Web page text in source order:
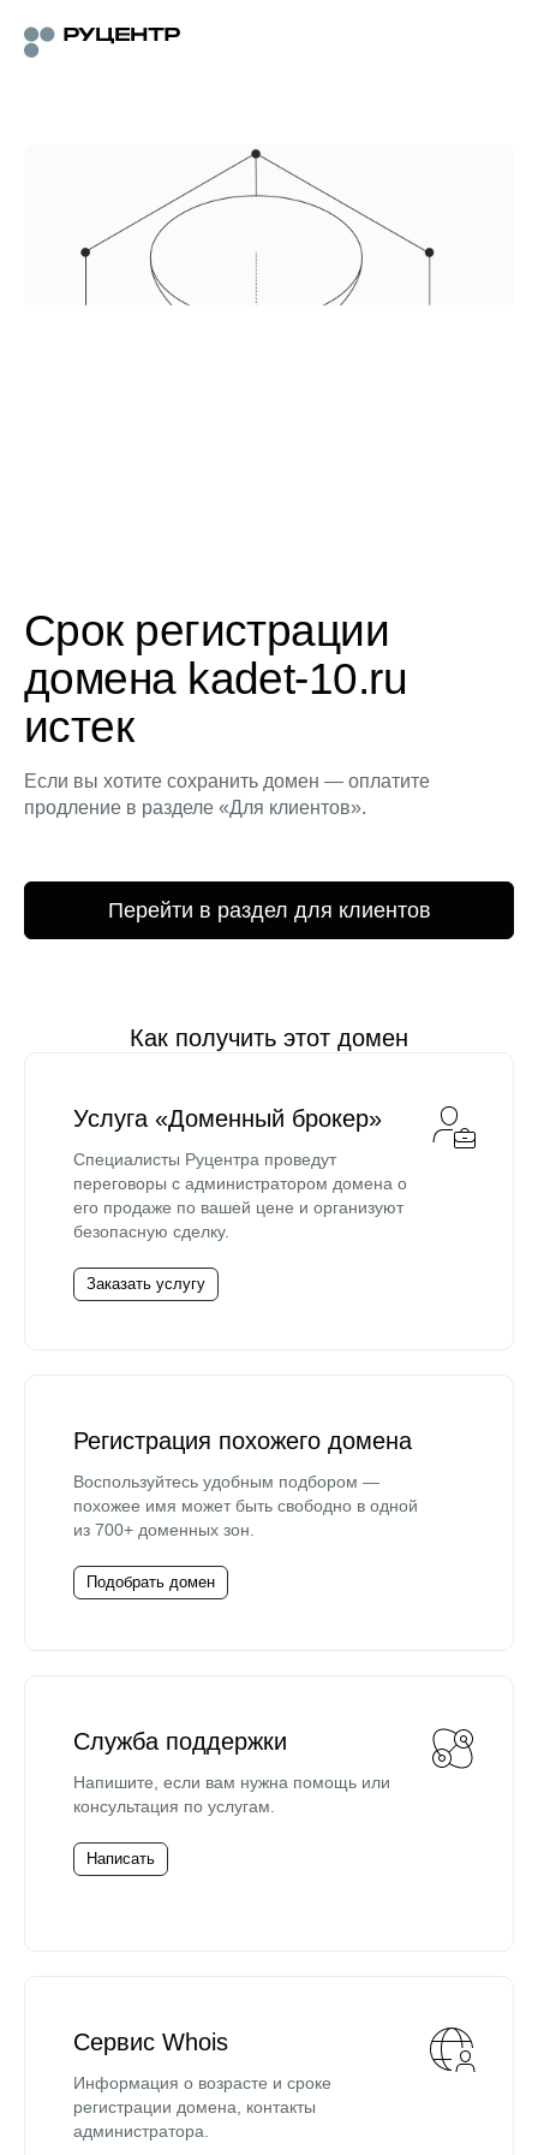
Срок регистрации
домена kadet-10.ru
истек
Если вы хотите сохранить домен — оплатите
продление в разделе «Для клиентов».
Перейти в раздел для клиентов
Как получить этот домен
Услуга «Доменный брокер»
Специалисты Руцентра проведут
переговоры с администратором домена о
его продаже по вашей цене и организуют
безопасную сделку.
Заказать услугу
Регистрация похожего домена
Воспользуйтесь удобным подбором —
похожее имя может быть свободно в одной
из 700+ доменных зон.
Подобрать домен
Служба поддержки
Напишите, если вам нужна помощь или
консультация по услугам.
Написать
Сервис Whois
Информация о возрасте и сроке
регистрации домена, контакты
администратора.